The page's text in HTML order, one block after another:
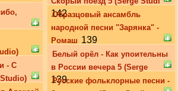
- С
142
Образцовый ансамбль
народной песни "Зарянка" -
Ромаш 139
Белый орёл - Как упоительны
в России вечера 5 (Serge
139
Русские фольклорные песни -